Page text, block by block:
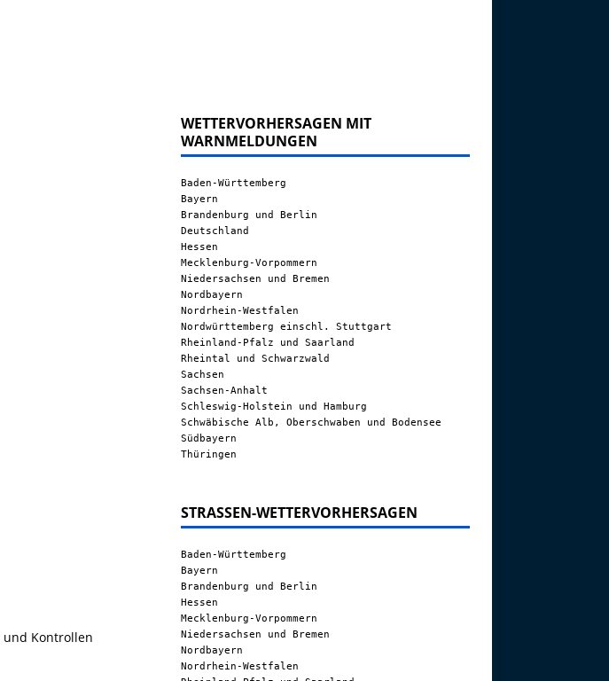
und Kontrollen
WETTERVORHERSAGEN MIT
WARNMELDUNGEN
Baden-Württemberg
Bayern
Brandenburg und Berlin
Deutschland
Hessen
Mecklenburg-Vorpommern
Niedersachsen und Bremen
Nordbayern
Nordrhein-Westfalen
Nordwürttemberg einschl. Stuttgart
Rheinland-Pfalz und Saarland
Rheintal und Schwarzwald
Sachsen
Sachsen-Anhalt
Schleswig-Holstein und Hamburg
Schwäbische Alb, Oberschwaben und Bodensee
Südbayern
Thüringen
STRASSEN-WETTERVORHERSAGEN
Baden-Württemberg
Bayern
Brandenburg und Berlin
Hessen
Mecklenburg-Vorpommern
Niedersachsen und Bremen
Nordbayern
Nordrhein-Westfalen